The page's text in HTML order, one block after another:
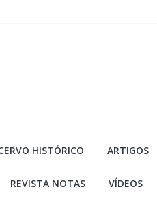
HISTÓRICO ARTIGOS
REVISTA NOTAS VÍDEOS